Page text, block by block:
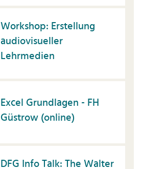
Workshop: Erstellung
audiovisueller
Lehrmedien
Excel Grundlagen - FH
Güstrow (online)
DFG Info Talk: The Walter